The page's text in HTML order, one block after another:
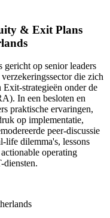
& Exit Plans
op senior leaders
die zich
strategieën onder de
In een besloten en
praktische ervaringen,
op implementatie,
peer-discussie
life dilemma's, lessons
operating
diensten.